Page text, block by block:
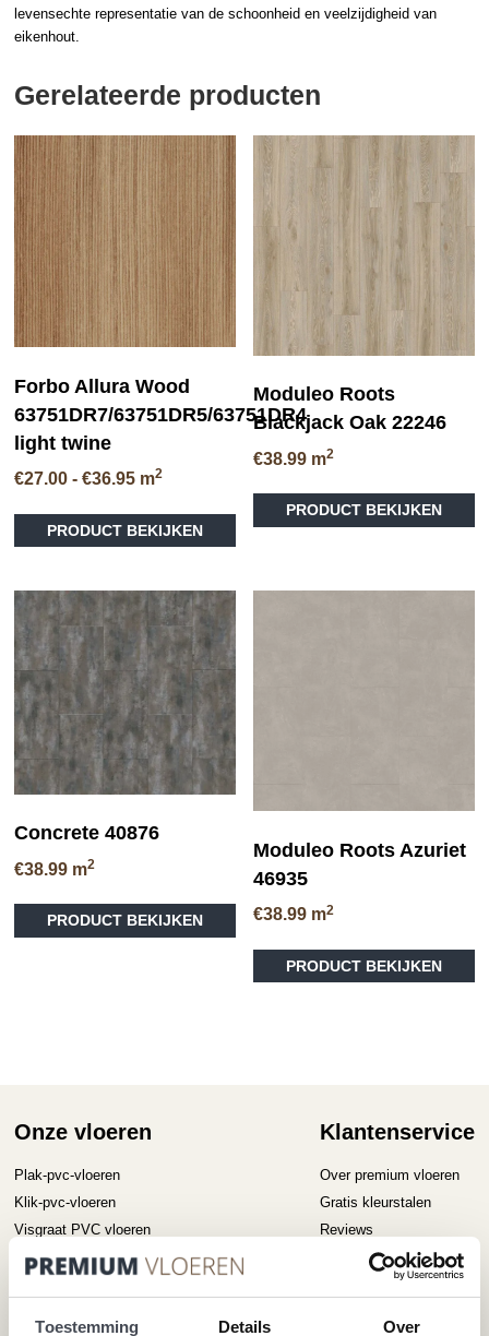
Toestemming Details Over
levensechte representatie van de schoonheid en veelzijdigheid van
eikenhout.
Gerelateerde producten
Forbo Allura Wood
63751DR7/63751DR5/63751DR4
light twine
€27.00 - €36.95Prijsklasse:
tot
€36.95
m2
PRODUCT BEKIJKEN
product
Deze
kan
op
productpagina
Moduleo Roots
Blackjack Oak 22246
€38.99 m2
PRODUCT BEKIJKEN
Concrete 40876
€38.99 m2
PRODUCT BEKIJKEN
product
meerdere
productpagina
Moduleo Roots Azuriet
46935
€38.99 m2
PRODUCT BEKIJKEN
Onze vloeren
Plak-pvc-vloeren
Klik-pvc-vloeren
Visgraat PVC vloeren
Megavisgraat PVC vloeren
Klantenservice
Over premium vloeren
Gratis kleurstalen
Reviews
Cookiebeleid